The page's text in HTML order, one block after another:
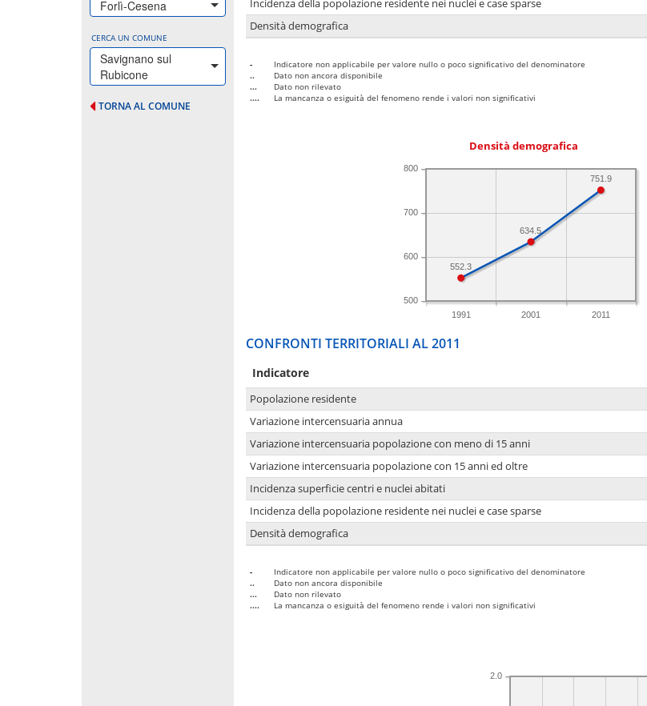
Forlì-Cesena
CERCA UN COMUNE
Savignano sul
Rubicone
TORNA AL COMUNE
Incidenza della popolazione residente nei nuclei e case sparse
Densità demografica
-
Indicatore non applicabile per valore nullo o poco significativo del denominatore
..
Dato non ancora disponibile
...
Dato non rilevato
....
La mancanza o esiguità del fenomeno rende i valori non significativi
Densità demografica
1991 2001 2011
500
600
700
800
751.9
634.5
552.3
CONFRONTI TERRITORIALI AL 2011
Indicatore
Popolazione residente
Variazione intercensuaria annua
Variazione intercensuaria popolazione con meno di 15 anni
Variazione intercensuaria popolazione con 15 anni ed oltre
Incidenza superficie centri e nuclei abitati
Incidenza della popolazione residente nei nuclei e case sparse
Densità demografica
-
Indicatore non applicabile per valore nullo o poco significativo del denominatore
..
Dato non ancora disponibile
...
Dato non rilevato
....
La mancanza o esiguità del fenomeno rende i valori non significativi
2.0